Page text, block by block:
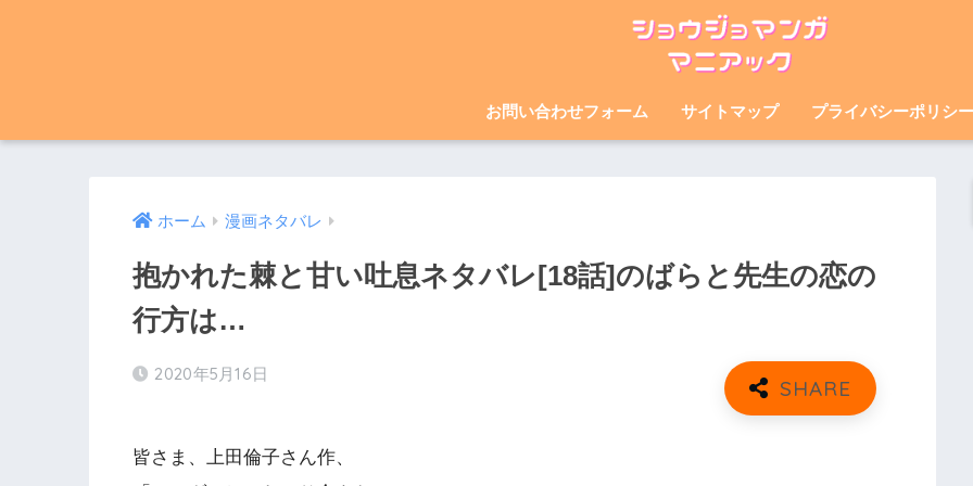
お問い合わせフォーム サイトマップ プライバシーポリシー
ホーム 漫画ネタバレ
抱かれた棘と甘い吐息ネタバレ[18話]のばらと先生の恋の
行方は…
2020年5月16日
皆さま、上田倫子さん作、